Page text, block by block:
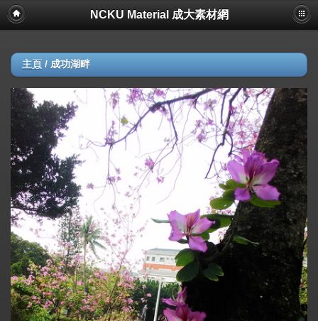
NCKU Material 成大素材網
主頁 / 成功湖畔